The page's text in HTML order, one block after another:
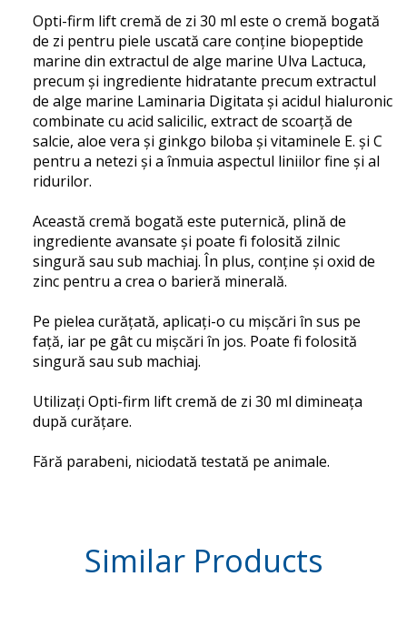
Opti-firm lift cremă de zi 30 ml este o cremă bogată
de zi pentru piele uscată care conține biopeptide
marine din extractul de alge marine Ulva Lactuca,
precum și ingrediente hidratante precum extractul
de alge marine Laminaria Digitata și acidul hialuronic
combinate cu acid salicilic, extract de scoarță de
salcie, aloe vera și ginkgo biloba și vitaminele E. și C
pentru a netezi și a înmuia aspectul liniilor fine și al
ridurilor.
Această cremă bogată este puternică, plină de
ingrediente avansate și poate fi folosită zilnic
singură sau sub machiaj. În plus, conține și oxid de
zinc pentru a crea o barieră minerală.
Pe pielea curățată, aplicați-o cu mișcări în sus pe
față, iar pe gât cu mișcări în jos. Poate fi folosită
singură sau sub machiaj.
Utilizați Opti-firm lift cremă de zi 30 ml dimineața
după curățare.
Fără parabeni, niciodată testată pe animale.
Similar Products